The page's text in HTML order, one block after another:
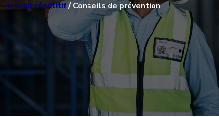
travail répétitif/Conseils de prévention